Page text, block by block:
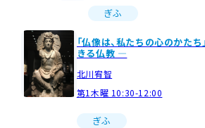
ぎふ
「仏像は、私たちの心のかた
きる仏教 ―
北川宥智
第1木曜 10:30-12:00
ぎふ